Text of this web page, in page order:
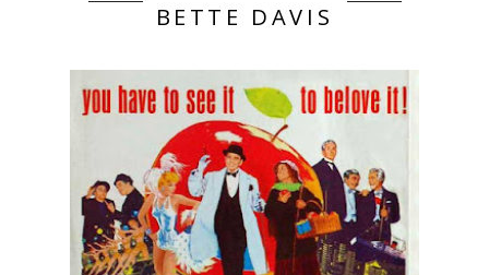
BETTE DAVIS